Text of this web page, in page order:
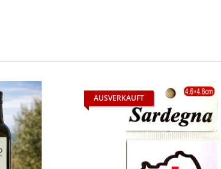
AUSVERKAUFT